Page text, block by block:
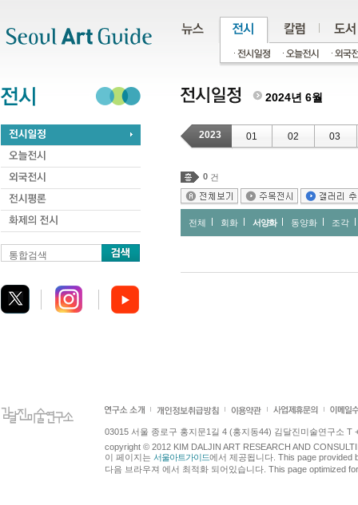
통합검색
2024년 6월
2023 01 02 03
0 건
전체 회화 서양화 동양화 조각
03015 서울 종로구 홍지문1길 4 (홍지동44) 김달진미술연구소 T
copyright © 2012 KIM DALJIN ART RESEARCH AND
이 페이지는 서울아트가이드에서 제공됩니다. This page provided
다음 브라우져 에서 최적화 되어있습니다. This page optimized